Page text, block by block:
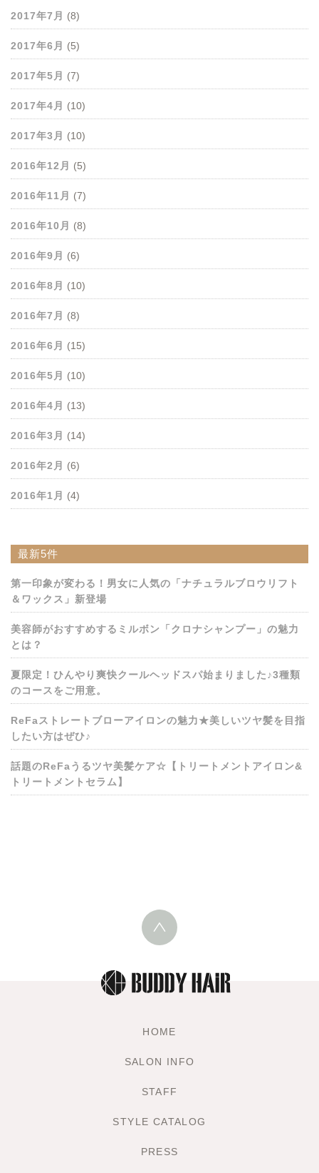
2017年7月 (8)
2017年6月 (5)
2017年5月 (7)
2017年4月 (10)
2017年3月 (10)
2016年12月 (5)
2016年11月 (7)
2016年10月 (8)
2016年9月 (6)
2016年8月 (10)
2016年7月 (8)
2016年6月 (15)
2016年5月 (10)
2016年4月 (13)
2016年3月 (14)
2016年2月 (6)
2016年1月 (4)
最新5件
第一印象が変わる！男女に人気の「ナチュラルブロウリフト
＆ワックス」新登場
美容師がおすすめするミルボン「クロナシャンプー」の魅力
とは？
夏限定！ひんやり爽快クールヘッドスパ始まりました♪3種類
のコースをご用意。
ReFaストレートブローアイロンの魅力★美しいツヤ髪を目指
したい方はぜひ♪
話題のReFaうるツヤ美髪ケア☆【トリートメントアイロン&
トリートメントセラム】
HOME
SALON INFO
STAFF
STYLE CATALOG
PRESS